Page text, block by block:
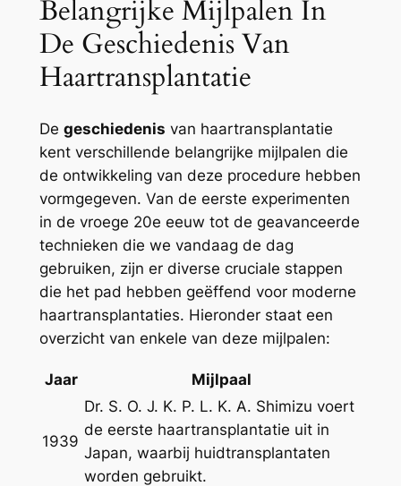
Belangrijke Mijlpalen In
De Geschiedenis Van
Haartransplantatie
De geschiedenis van haartransplantatie
kent verschillende belangrijke mijlpalen die
de ontwikkeling van deze procedure hebben
vormgegeven. Van de eerste experimenten
in de vroege 20e eeuw tot de geavanceerde
technieken die we vandaag de dag
gebruiken, zijn er diverse cruciale stappen
die het pad hebben geëffend voor moderne
haartransplantaties. Hieronder staat een
overzicht van enkele van deze mijlpalen:
Jaar Mijlpaal
1939
Dr. S. O. J. K. P. L. K. A. Shimizu voert
de eerste haartransplantatie uit in
Japan, waarbij huidtransplantaten
worden gebruikt.